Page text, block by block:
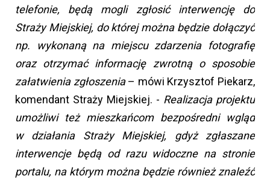
telefonie, będą mogli zgłosić interwencję do
Straży Miejskiej, do której można będzie dołączyć
np. wykonaną na miejscu zdarzenia fotografię
oraz otrzymać informację zwrotną o sposobie
załatwienia zgłoszenia– mówi Krzysztof Piekarz,
komendant Straży Miejskiej. - Realizacja projektu
umożliwi też mieszkańcom bezpośredni wgląd
w działania Straży Miejskiej, gdyż zgłaszane
interwencje będą od razu widoczne na stronie
portalu, na którym można będzie również znaleźć